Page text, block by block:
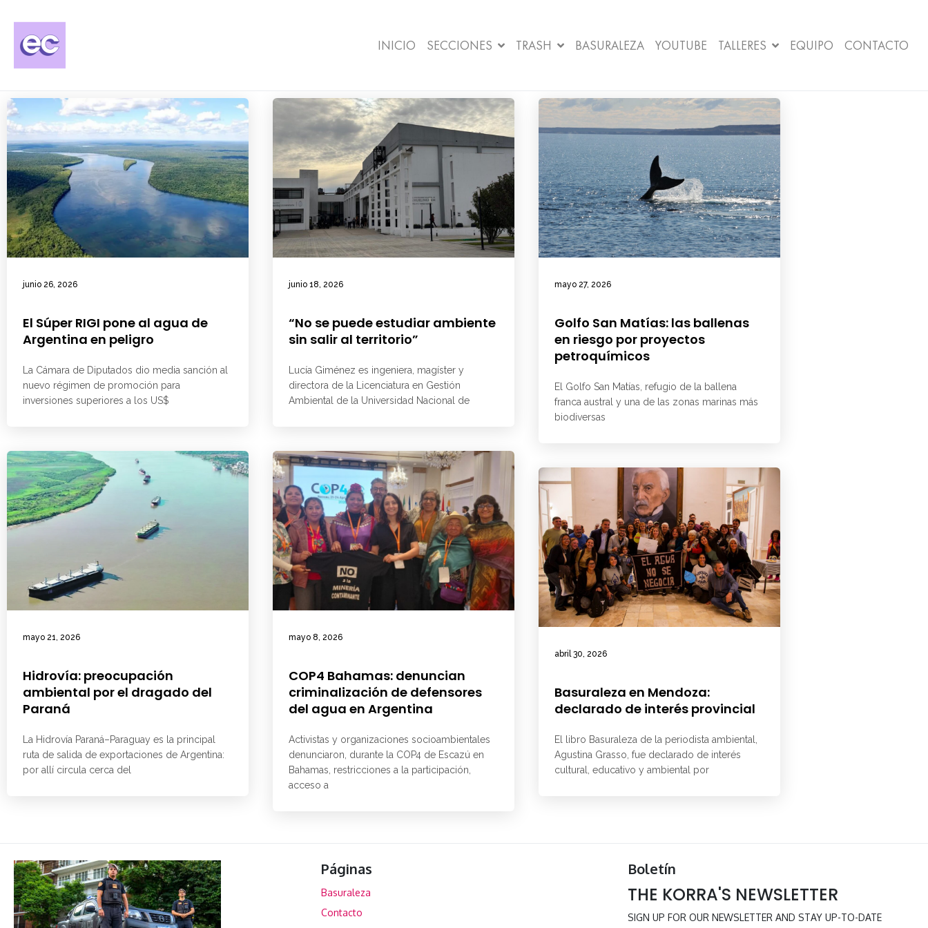
INICIO SECCIONES TRASH BASURALEZA YOUTUBE TALLERES EQUIPO CONTACTO
junio 26, 2026
El Súper RIGI pone al agua de
Argentina en peligro
La Cámara de Diputados dio media sanción al
nuevo régimen de promoción para
inversiones superiores a los US$
junio 18, 2026
“No se puede estudiar ambiente
sin salir al territorio”
Lucía Giménez es ingeniera, magíster y
directora de la Licenciatura en Gestión
Ambiental de la Universidad Nacional de
mayo 27, 2026
Golfo San Matías: las ballenas
en riesgo por proyectos
petroquímicos
El Golfo San Matías, refugio de la ballena
franca austral y una de las zonas marinas más
biodiversas
mayo 21, 2026
Hidrovía: preocupación
ambiental por el dragado del
Paraná
La Hidrovía Paraná–Paraguay es la principal
ruta de salida de exportaciones de Argentina:
por allí circula cerca del
mayo 8, 2026
COP4 Bahamas: denuncian
criminalización de defensores
del agua en Argentina
Activistas y organizaciones socioambientales
denunciaron, durante la COP4 de Escazú en
Bahamas, restricciones a la participación,
acceso a
abril 30, 2026
Basuraleza en Mendoza:
declarado de interés provincial
El libro Basuraleza de la periodista ambiental,
Agustina Grasso, fue declarado de interés
cultural, educativo y ambiental por
Páginas
Basuraleza
Contacto
Boletín
THE KORRA'S NEWSLETTER
SIGN UP FOR OUR NEWSLETTER AND STAY UP-TO-DATE